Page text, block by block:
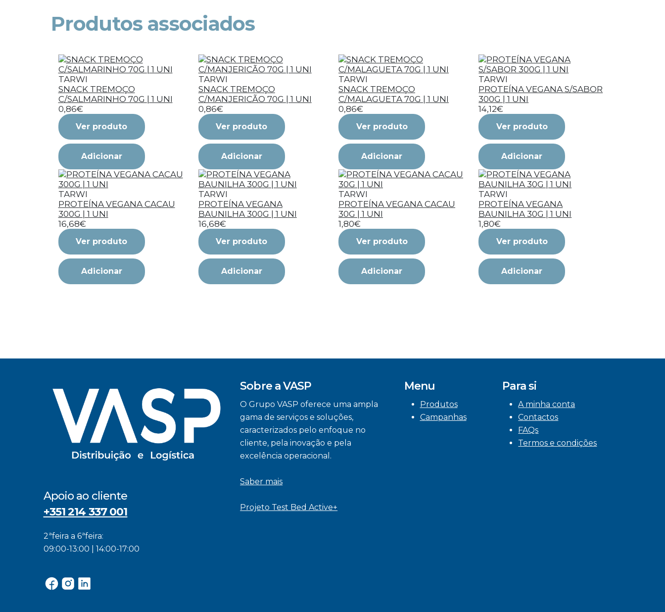
Produtos associados
TARWI
SNACK TREMOÇO
C/SALMARINHO 70G | 1 UNI
0,86€
Ver produto
Adicionar
TARWI
SNACK TREMOÇO
C/MANJERICÃO 70G | 1 UNI
0,86€
Ver produto
Adicionar
TARWI
SNACK TREMOÇO
C/MALAGUETA 70G | 1 UNI
0,86€
Ver produto
Adicionar
TARWI
PROTEÍNA VEGANA S/SABOR
300G | 1 UNI
14,12€
Ver produto
Adicionar
TARWI
PROTEÍNA VEGANA CACAU
300G | 1 UNI
16,68€
Ver produto
Adicionar
TARWI
PROTEÍNA VEGANA
BAUNILHA 300G | 1 UNI
16,68€
Ver produto
Adicionar
TARWI
PROTEÍNA VEGANA CACAU
30G | 1 UNI
1,80€
Ver produto
Adicionar
TARWI
PROTEÍNA VEGANA
BAUNILHA 30G | 1 UNI
1,80€
Ver produto
Adicionar
Apoio ao cliente
+351 214 337 001
2ªfeira a 6ªfeira:
09:00-13:00 | 14:00-17:00
Sobre a VASP
O Grupo VASP oferece uma ampla
gama de serviços e soluções,
caracterizados pelo enfoque no
cliente, pela inovação e pela
excelência operacional.
Saber mais
Projeto Test Bed Active+
Menu
Produtos
Campanhas
Para si
A minha conta
Contactos
FAQs
Termos e condições